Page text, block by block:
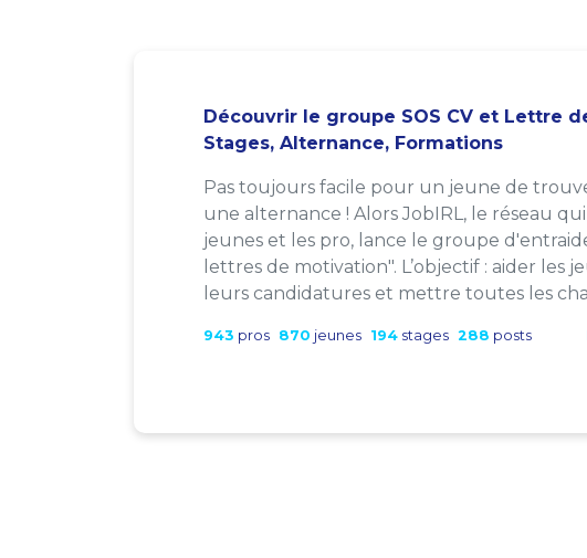
Découvrir le groupe SOS CV et Lettre
Stages, Alternance, Formations
Pas toujours facile pour un jeune de
une alternance ! Alors JobIRL, le réseau
jeunes et les pro, lance le groupe
lettres de motivation". L’objectif : aider les
leurs candidatures et mettre toutes les
943 pros 870 jeunes 194 stages 288 posts